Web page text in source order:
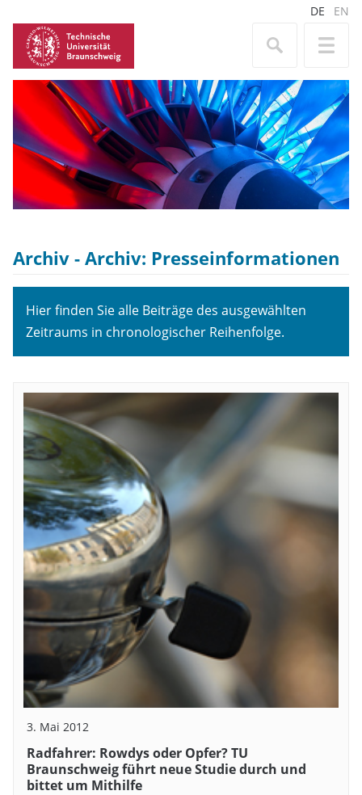
DE EN
Archiv - Archiv: Presseinformationen
Hier finden Sie alle Beiträge des ausgewählten
Zeitraums in chronologischer Reihenfolge.
3. Mai 2012
Radfahrer: Rowdys oder Opfer? TU
Braunschweig führt neue Studie durch und
bittet um Mithilfe